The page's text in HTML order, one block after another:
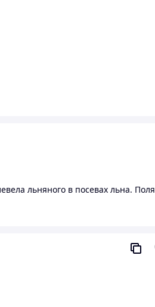
льняного в посевах льна. Поля